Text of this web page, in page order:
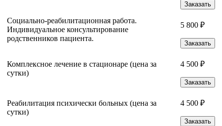
Заказать
Социально-реабилитационная работа.
Индивидуальное консультирование
родственников пациента.
5 800 ₽
Заказать
Комплексное лечение в стационаре (цена за
сутки)
4 500 ₽
Заказать
Реабилитация психически больных (цена за
сутки)
4 500 ₽
Заказать